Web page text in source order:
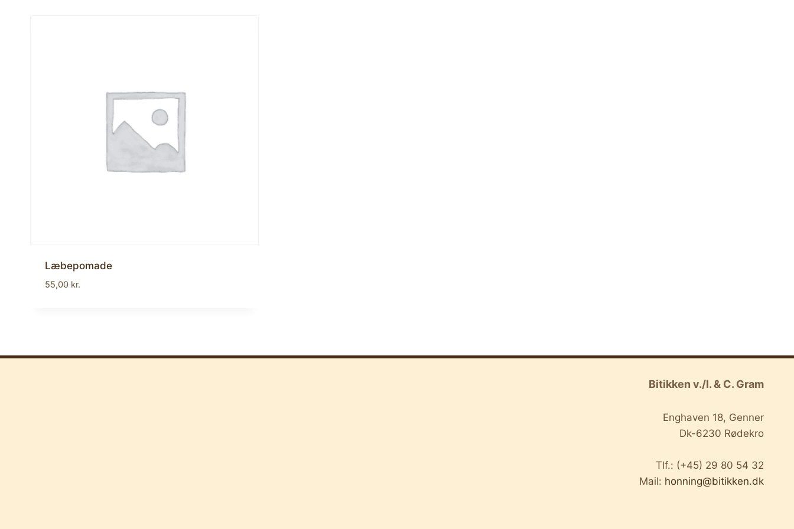
Læbepomade
55,00 kr.
Bitikken v./I. & C. Gram
Enghaven 18, Genner
Dk-6230 Rødekro
Tlf.: (+45) 29 80 54 32
Mail: honning@bitikken.dk